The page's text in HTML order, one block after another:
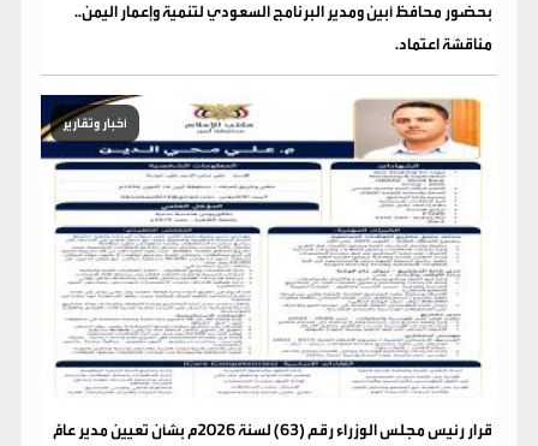
بحضور محافظ أبين ومدير البرنامج السعودي لتنمية وإعمار اليمن..
مناقشة اعتماد.
أخبار وتقارير
قرار رئيس مجلس الوزراء رقم (63) لسنة 2026م بشأن تعيين مدير عامًّ